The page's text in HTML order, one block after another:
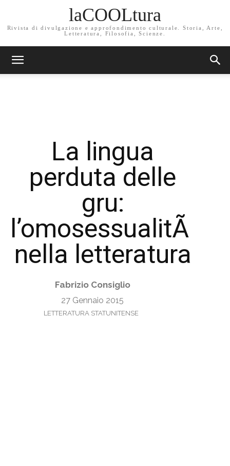
laCOOLtura
Rivista di divulgazione e approfondimento culturale. Storia, Arte,
Letteratura, Filosofia, Scienze.
La lingua
perduta delle
gru:
l’omosessualitÃ
nella letteratura
Fabrizio Consiglio
27 Gennaio 2015
LETTERATURA STATUNITENSE